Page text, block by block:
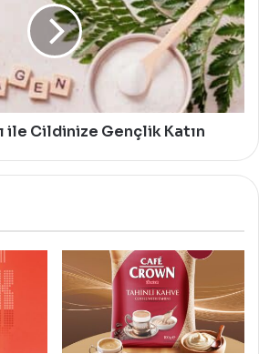
ile Cildinize Gençlik Katın